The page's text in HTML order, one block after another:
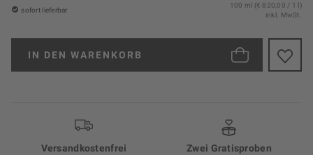
sofort lieferbar
100 ml (€ 820,00 / 1 l)
inkl. MwSt.
IN DEN WARENKORB
Versand­kosten­frei
Zwei Gratisproben